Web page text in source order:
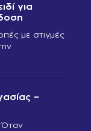
για
με στιγμές
–
Όταν